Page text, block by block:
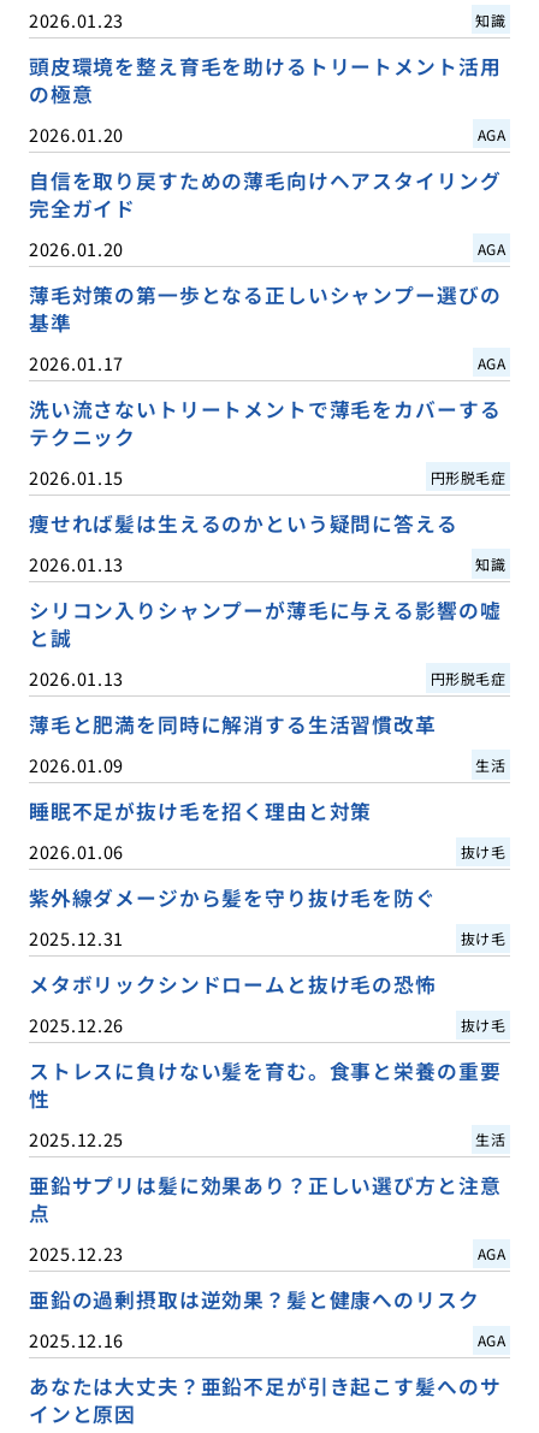
2026.01.23 知識
頭皮環境を整え育毛を助けるトリートメント活用
の極意
2026.01.20 AGA
自信を取り戻すための薄毛向けヘアスタイリング
完全ガイド
2026.01.20 AGA
薄毛対策の第一歩となる正しいシャンプー選びの
基準
2026.01.17 AGA
洗い流さないトリートメントで薄毛をカバーする
テクニック
2026.01.15 円形脱毛症
痩せれば髪は生えるのかという疑問に答える
2026.01.13 知識
シリコン入りシャンプーが薄毛に与える影響の嘘
と誠
2026.01.13 円形脱毛症
薄毛と肥満を同時に解消する生活習慣改革
2026.01.09 生活
睡眠不足が抜け毛を招く理由と対策
2026.01.06 抜け毛
紫外線ダメージから髪を守り抜け毛を防ぐ
2025.12.31 抜け毛
メタボリックシンドロームと抜け毛の恐怖
2025.12.26 抜け毛
ストレスに負けない髪を育む。食事と栄養の重要
性
2025.12.25 生活
亜鉛サプリは髪に効果あり？正しい選び方と注意
点
2025.12.23 AGA
亜鉛の過剰摂取は逆効果？髪と健康へのリスク
2025.12.16 AGA
あなたは大丈夫？亜鉛不足が引き起こす髪へのサ
インと原因